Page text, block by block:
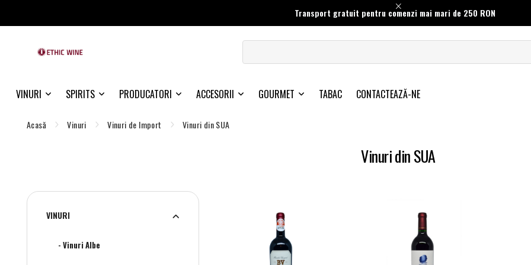
Transport gratuit pentru comenzi mai mari de 250 RON
VINURI SPIRITS PRODUCATORI ACCESORII GOURMET TABAC CONTACTEAZĂ-NE
Acasă Vinuri Vinuri de Import Vinuri din SUA
Vinuri din SUA
VINURI
- Vinuri Albe